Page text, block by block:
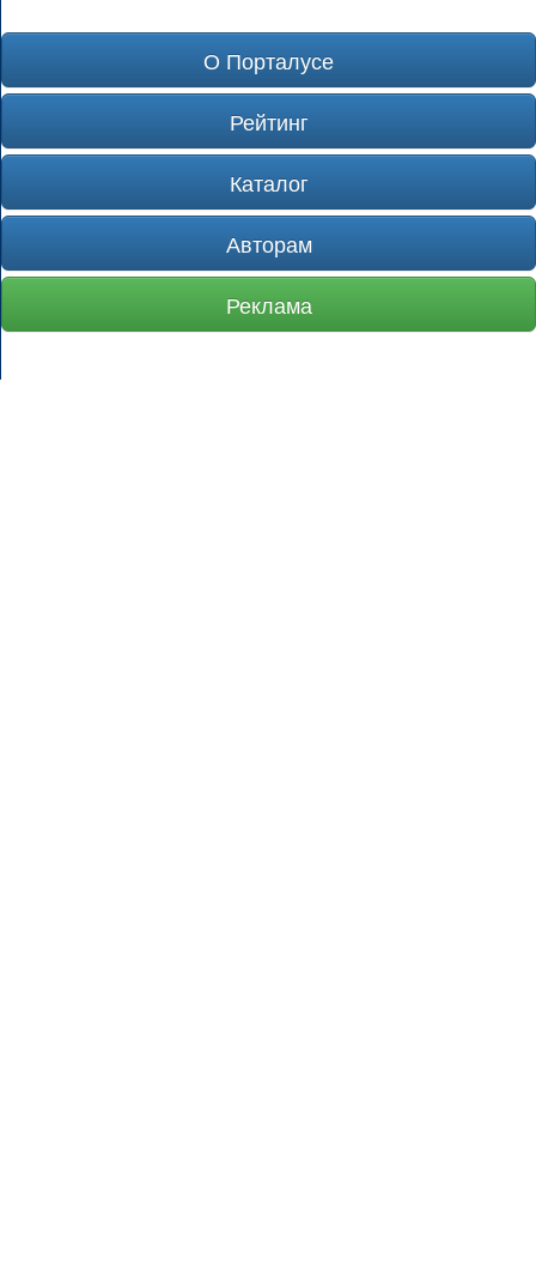
О Порталусе
Рейтинг
Каталог
Авторам
Реклама